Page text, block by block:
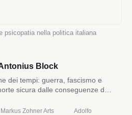
psicopatia nella politica italiana
Block
dei tempi: guerra, fascismo e
sicura dalle conseguenze del
Zohner Arts
Adolfo